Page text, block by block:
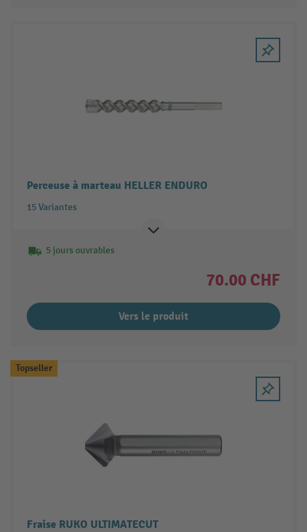
Perceuse à marteau HELLER ENDURO
15 Variantes
5 jours ouvrables
70.00 CHF
Vers le produit
Topseller
Fraise RUKO ULTIMATECUT